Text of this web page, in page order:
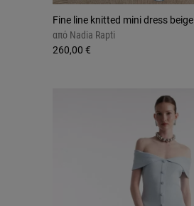
Fine line knitted mini dress beige
από Nadia Rapti
260,00 €